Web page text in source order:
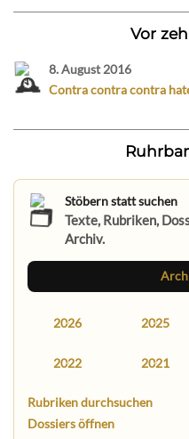
Vor
8. August 2016
Contra contra contra
Stöbern statt suchen
Texte, Rubriken,
Archiv.
2026 2025
2022 2021
Rubriken durchsuchen
Dossiers öffnen